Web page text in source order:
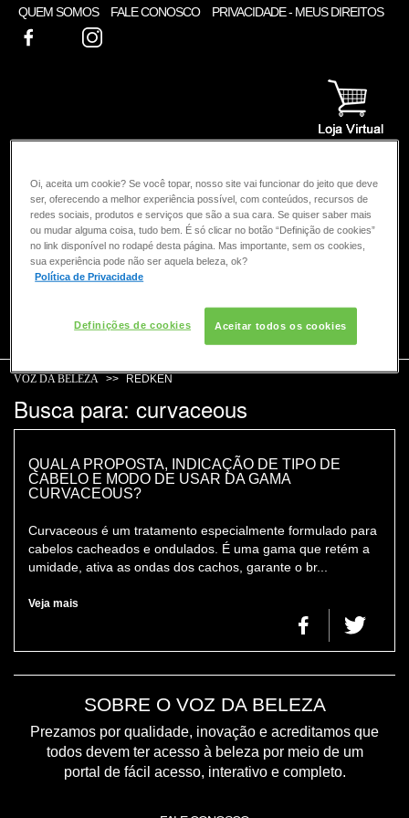
QUEM SOMOS FALE CONOSCO
PRIVACIDADE - MEUS DIREITOS
FACEBOOK
TWITTER
COMO POSSO AJUDAR? DÚVIDAS SOBRE:
CABELO
COLORAÇÃO
CONSULTORIA DE PRODUTOS REDKEN
VOZ DA BELEZA REDKEN
Busca para: curvaceous
QUAL A PROPOSTA, INDICAÇÃO DE TIPO DE
CABELO E MODO DE USAR DA GAMA
CURVACEOUS?
Curvaceous é um tratamento especialmente formulado para
cabelos cacheados e ondulados. É uma gama que retém a
umidade, ativa as ondas dos cachos, garante o br...
Veja mais
SOBRE O VOZ DA BELEZA
Prezamos por qualidade, inovação e acreditamos que
todos devem ter acesso à beleza por meio de um
portal de fácil acesso, interativo e completo.
Oi, aceita um cookie? Se você topar, nosso site vai funcionar do jeito que deve
ser, oferecendo a melhor experiência possível, com conteúdos, recursos de
redes sociais, produtos e serviços que são a sua cara. Se quiser saber mais
ou mudar alguma coisa, tudo bem. É só clicar no botão “Definição de cookies”
no link disponível no rodapé desta página. Mas importante, sem os cookies,
sua experiência pode não ser aquela beleza, ok?
Política de Privacidade
Definições de cookies Aceitar todos os cookies